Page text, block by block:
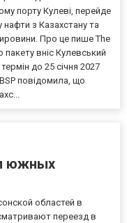
порту Кулеві, перейде
нафти з Казахстану та
Про це пише The
вніс Кулевський
до 25 січня 2027
повідомила, що
южных
областей в
переезд в